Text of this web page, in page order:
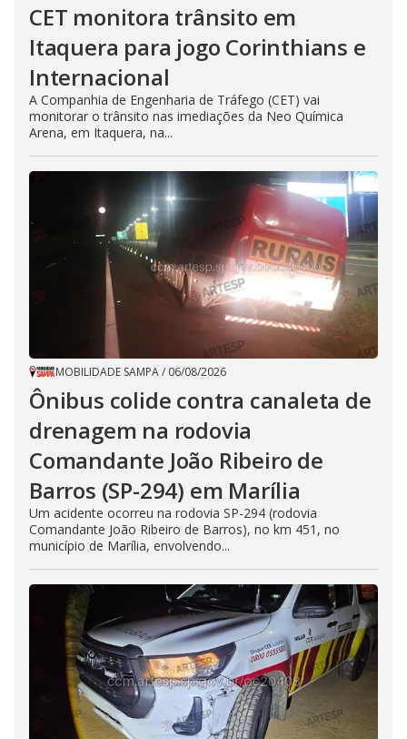
CET monitora trânsito em
Itaquera para jogo Corinthians e
Internacional
A Companhia de Engenharia de Tráfego (CET) vai
monitorar o trânsito nas imediações da Neo Química
Arena, em Itaquera, na...
MOBILIDADE SAMPA/ 06/08/2026
Ônibus colide contra canaleta de
drenagem na rodovia
Comandante João Ribeiro de
Barros (SP-294) em Marília
Um acidente ocorreu na rodovia SP-294 (rodovia
Comandante João Ribeiro de Barros), no km 451, no
município de Marília, envolvendo...